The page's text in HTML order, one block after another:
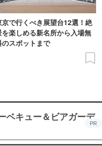
京で行くべき展望台12選！絶
を楽しめる新名所から入場無
のスポットまで
ベキュー＆ビアガーデ
PR